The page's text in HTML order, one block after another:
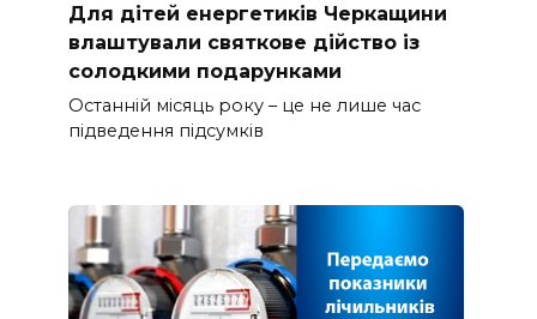
Для дітей енергетиків Черкащини
влаштували святкове дійство із
солодкими подарунками
Останній місяць року – це не лише час
підведення підсумків